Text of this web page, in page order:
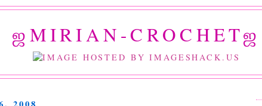
ஜMIRIAN-CROCHETஜ